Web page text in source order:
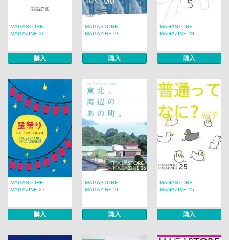
MAGASTORE
MAGAZINE 30
購入
MAGASTORE
MAGAZINE 29
購入
MAGASTORE
MAGAZINE 28
購入
MAGASTORE
MAGAZINE 27
購入
MAGASTORE
MAGAZINE 26
購入
MAGASTORE
MAGAZINE 25
購入